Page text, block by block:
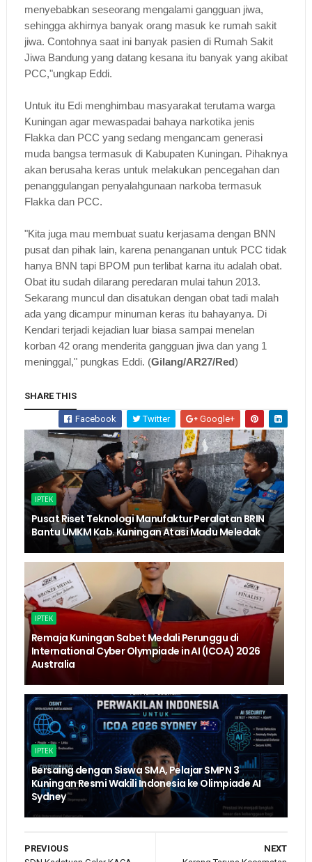
menyebabkan seseorang mengalami gangguan jiwa,
sehingga akhirnya banyak orang masuk ke rumah sakit
jiwa. Contohnya saat ini banyak pasien di Rumah Sakit
Jiwa Bandung yang datang kesana itu banyak yang akibat
PCC,"ungkap Eddi.
Untuk itu Edi menghimbau masyarakat terutama warga
Kuningan agar mewaspadai bahaya narkotika jenis
Flakka dan PCC yang sedang mengancam generasi
muda bangsa termasuk di Kabupaten Kuningan. Pihaknya
akan berusaha keras untuk melakukan pencegahan dan
penanggulangan penyalahgunaan narkoba termasuk
Flakka dan PCC.
"Kita juga mau membuat suatu kerjasama dengan BNN
pusat dan pihak lain, karena penanganan untuk PCC tidak
hanya BNN tapi BPOM pun terlibat karna itu adalah obat.
Obat itu sudah dilarang peredaran mulai tahun 2013.
Sekarang muncul dan disatukan dengan obat tadi malah
ada yang dicampur minuman keras itu bahayanya. Di
Kendari terjadi kejadian luar biasa sampai menelan
korban 42 orang menderita gangguan jiwa dan yang 1
meninggal," pungkas Eddi. (Gilang/AR27/Red)
SHARE THIS
Facebook Twitter Google+
IPTEK
Pusat Riset Teknologi Manufaktur Peralatan BRIN
Bantu UMKM Kab. Kuningan Atasi Madu Meledak
IPTEK
Remaja Kuningan Sabet Medali Perunggu di
International Cyber Olympiade in AI (ICOA) 2026
Australia
IPTEK
Bersaing dengan Siswa SMA, Pelajar SMPN 3
Kuningan Resmi Wakili Indonesia ke Olimpiade AI
Sydney
NEXT
PREVIOUS